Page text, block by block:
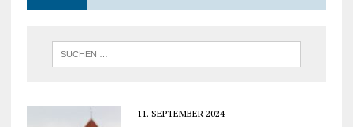
11. SEPTEMBER 2024